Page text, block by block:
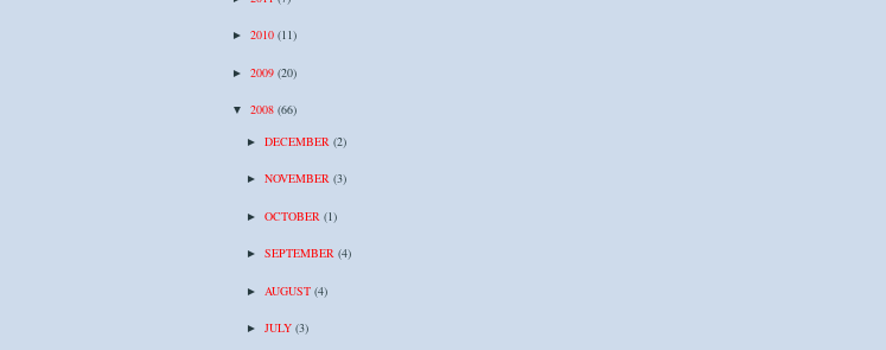
► 2010 (11)
► 2009 (20)
▼ 2008 (66)
► DECEMBER (2)
► NOVEMBER (3)
► OCTOBER (1)
► SEPTEMBER (4)
► AUGUST (4)
► JULY (3)